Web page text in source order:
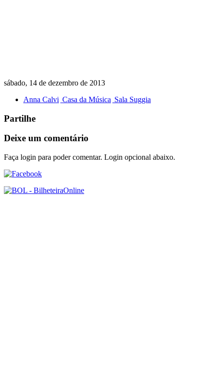
sábado, 14 de dezembro de 2013
Anna Calvi Casa da Música Sala Suggia
Partilhe
Deixe um comentário
Faça login para poder comentar. Login opcional abaixo.